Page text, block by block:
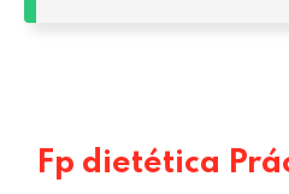
Fp dietética